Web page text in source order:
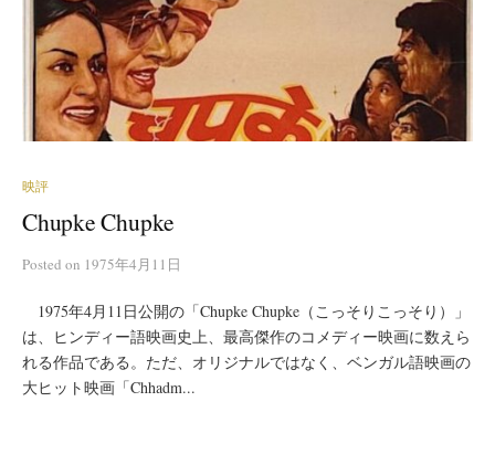
映評
Chupke Chupke
Posted on 1975年4月11日
1975年4月11日公開の「Chupke Chupke（こっそりこっそり）」
は、ヒンディー語映画史上、最高傑作のコメディー映画に数えら
れる作品である。ただ、オリジナルではなく、ベンガル語映画の
大ヒット映画「Chhadm...